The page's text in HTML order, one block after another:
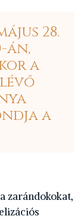
28.
án,
a
a
zarándokokat,